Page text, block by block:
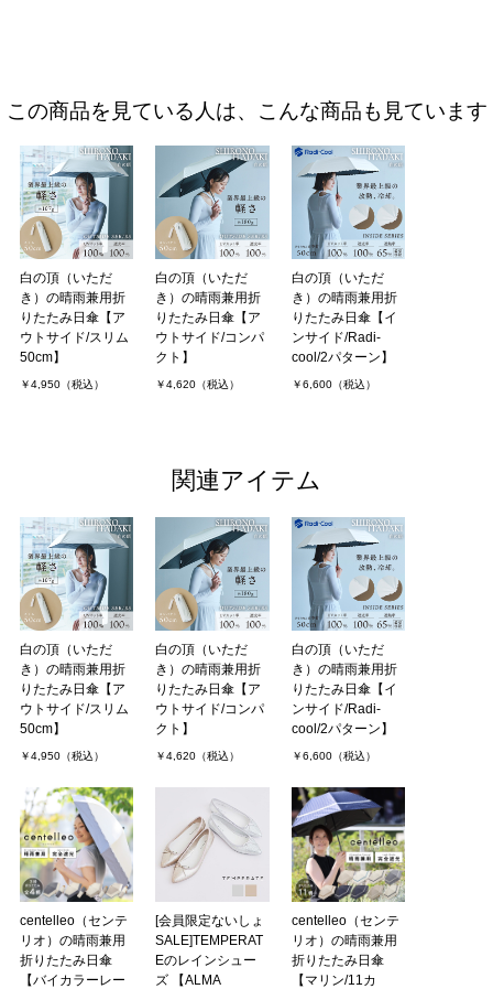
この商品を見ている人は、こんな商品も見ています
白の頂（いただ
き）の晴雨兼用折
りたたみ日傘【ア
ウトサイド/スリム
50cm】
￥4,950（税込）
白の頂（いただ
き）の晴雨兼用折
りたたみ日傘【ア
ウトサイド/コンパ
クト】
￥4,620（税込）
白の頂（いただ
き）の晴雨兼用折
りたたみ日傘【イ
ンサイド/Radi-
cool/2パターン】
￥6,600（税込）
関連アイテム
白の頂（いただ
き）の晴雨兼用折
りたたみ日傘【ア
ウトサイド/スリム
50cm】
￥4,950（税込）
白の頂（いただ
き）の晴雨兼用折
りたたみ日傘【ア
ウトサイド/コンパ
クト】
￥4,620（税込）
白の頂（いただ
き）の晴雨兼用折
りたたみ日傘【イ
ンサイド/Radi-
cool/2パターン】
￥6,600（税込）
centelleo（センテ
リオ）の晴雨兼用
折りたたみ日傘
【バイカラーレー
[会員限定ないしょ
SALE]TEMPERAT
Eのレインシュー
ズ 【ALMA
centelleo（センテ
リオ）の晴雨兼用
折りたたみ日傘
【マリン/11カ